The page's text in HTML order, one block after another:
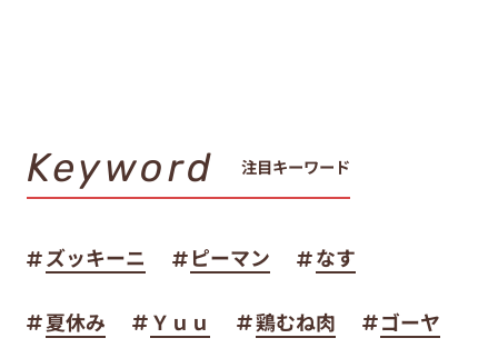
Keyword 注目キーワード
ズッキーニ ピーマン なす
夏休み Ｙｕｕ 鶏むね肉 ゴーヤ